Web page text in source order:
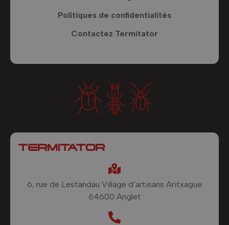
Politiques de confidentialités
Contactez Termitator
TERMITATOR
6, rue de Lestandau Village d’artisans Aritxague
64600 Anglet